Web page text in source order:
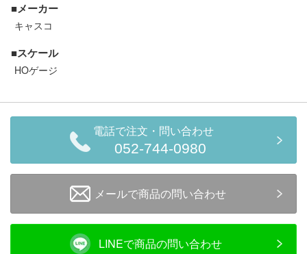
セール品・キャンペーン
セール商品
走行エリア別 鉄道模型車両リスト
北海道・東北 関東
九州・沖縄
■メーカー
キャスコ
■スケール
HOゲージ
電話で注文・問い合わせ
052-744-0980
メールで商品の問い合わせ
LINEで商品の問い合わせ